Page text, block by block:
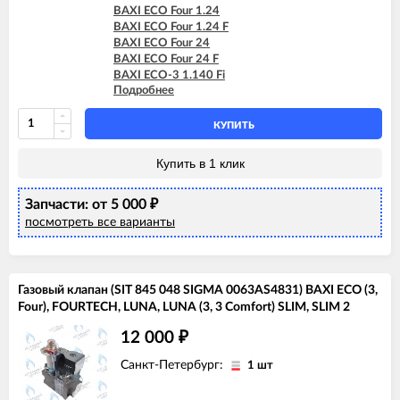
BAXI ECO Four 1.24
BAXI ECO Four 1.24 F
BAXI ECO Four 24
BAXI ECO Four 24 F
BAXI ECO-3 1.140 Fi
BAXI ECO-3 1.240 Fi
BAXI ECO-3 240 Fi
BAXI ECO-3 280 Fi
BAXI ECO-3 Compact 1.140 I
BAXI ECO-3 Compact 1.240 Fi
BAXI ECO-3 Compact 1.240 I
BAXI ECO-3 Compact 240 Fi
BAXI ECO-3 Compact 240 I
BAXI ECO-4s 18 F
BAXI ECO-4s 24
BAXI ECO-4s 24 F
BAXI FOURTECH 1.14
BAXI FOURTECH 1.24
Подробнее
КУПИТЬ
Купить в 1 клик
Запчасти: от 5 000 ₽
посмотреть все варианты
Газовый клапан (SIT 845 048 SIGMA 0063AS4831) BAXI ECO (3,
Four), FOURTECH, LUNA, LUNA (3, 3 Comfort) SLIM, SLIM 2
12 000 ₽
Санкт-Петербург: 1 шт